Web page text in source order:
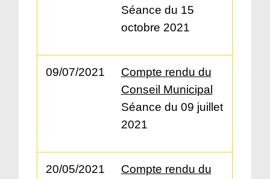
Séance du 15
octobre 2021
09/07/2021
Compte rendu du
Conseil Municipal
Séance du 09 juillet
2021
20/05/2021
Compte rendu du